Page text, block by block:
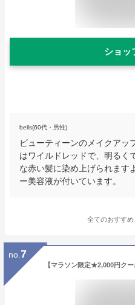
ショッ
bells(60代・男性)
ビューティーンのメイクアッ
はワイルドレッドで、明るく
な赤い髪に染め上げられます
ー美容液が付いています。
全てのおすすめ
no. 7